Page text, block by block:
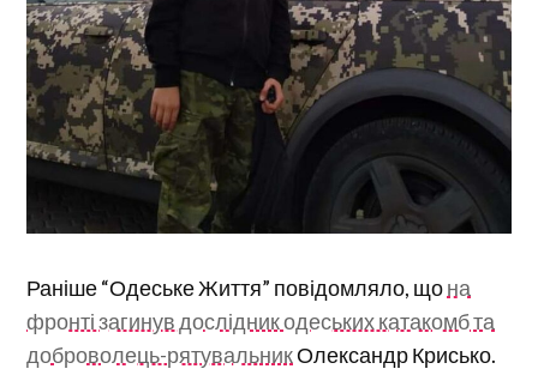
Раніше “Одеське Життя” повідомляло, щона
фронті загинув дослідник одеських катакомб та
доброволець-рятувальникОлександр Крисько.